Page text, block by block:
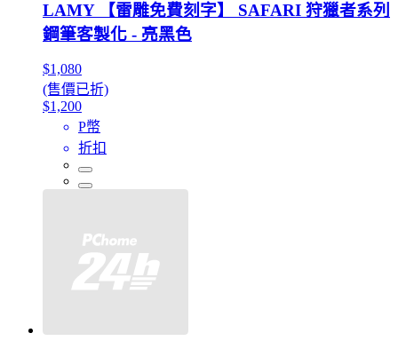
LAMY 【雷雕免費刻字】 SAFARI 狩獵者系列
鋼筆客製化 - 亮黑色
$1,080
(售價已折)
$1,200
P幣
折扣